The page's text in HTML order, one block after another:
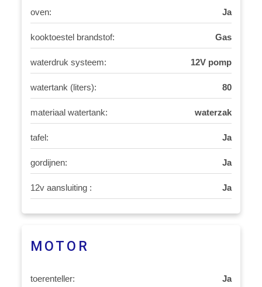
oven: Ja
kooktoestel brandstof: Gas
waterdruk systeem: 12V pomp
watertank (liters): 80
materiaal watertank: waterzak
tafel: Ja
gordijnen: Ja
12v aansluiting : Ja
MOTOR
toerenteller: Ja